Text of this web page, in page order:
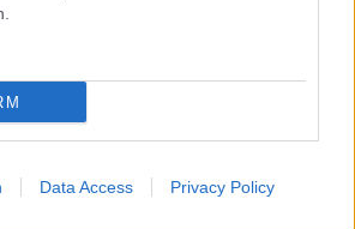
Data Access Privacy Policy